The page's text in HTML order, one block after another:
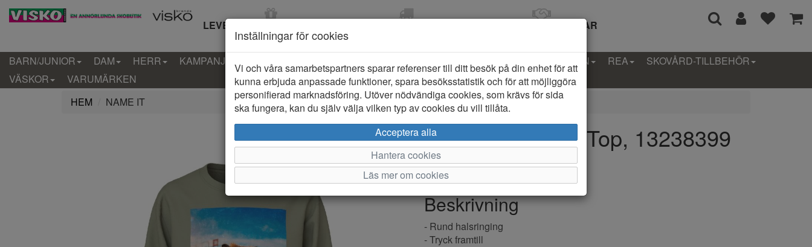
LEVERANS INOM 2-5 DAGAR ÖPPET KÖP I 14 DAGAR
BARN/JUNIOR DAM HERR KAMPANJ KLÄDER-BARN PROVKOLLEKTION REA
SKOVÅRD-TILLBEHÖR
VÄSKOR
VARUMÄRKEN
HEM
NAME IT
Name it Voto LS Top, 13238399
Varumärke: Name it
Artikelnummer: 2510053
Beskrivning
- Rund halsringing
- Tryck framtill
Inställningar för cookies
Vi och våra samarbetspartners sparar referenser till ditt besök på din enhet för att
kunna erbjuda anpassade funktioner, spara besöksstatistik och för att möjliggöra
personifierad marknadsföring. Utöver nödvändiga cookies, som krävs för sida
ska fungera, kan du själv välja vilken typ av cookies du vill tillåta.
Acceptera alla
Hantera cookies
Läs mer om cookies